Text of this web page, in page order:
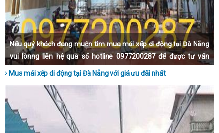
Nếu quý khách đang muốn tìm mua mái xếp di động tại Đà Nẵng
vui lònng liên hệ qua số hotline 0977200287 để được tư vấn
nhanh nhất nhé.
Mua mái xếp di động tại Đà Nẵng với giá ưu đãi nhất